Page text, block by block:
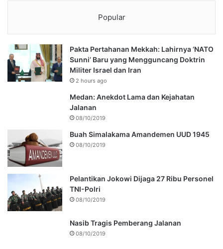
Popular
Pakta Pertahanan Mekkah: Lahirnya ‘NATO
Sunni’ Baru yang Mengguncang Doktrin
Militer Israel dan Iran
2 hours ago
Medan: Anekdot Lama dan Kejahatan
Jalanan
08/10/2019
Buah Simalakama Amandemen UUD 1945
08/10/2019
Pelantikan Jokowi Dijaga 27 Ribu Personel
TNI-Polri
08/10/2019
Nasib Tragis Pemberang Jalanan
08/10/2019